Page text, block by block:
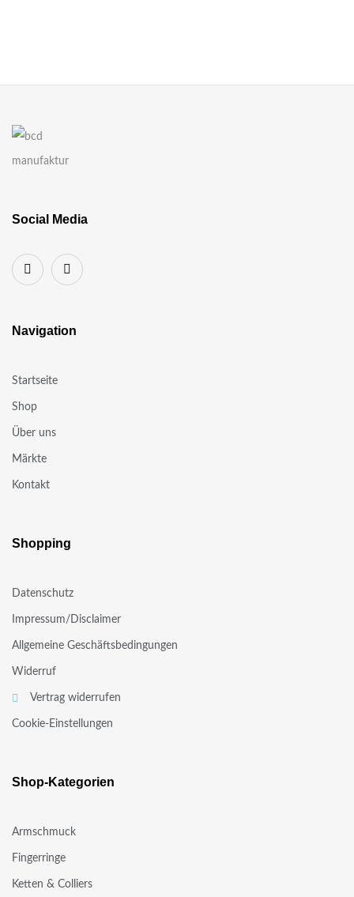
Social Media
Navigation
Startseite
Shop
Über uns
Märkte
Kontakt
Shopping
Datenschutz
Impressum/Disclaimer
Allgemeine Geschäftsbedingungen
Widerruf
Vertrag widerrufen
Cookie-Einstellungen
Shop-Kategorien
Armschmuck
Fingerringe
Ketten & Colliers